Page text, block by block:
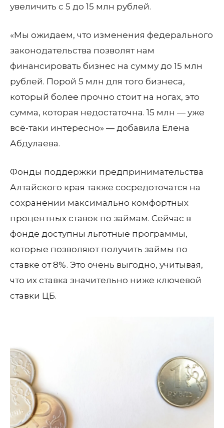
увеличить с 5 до 15 млн рублей.
«Мы ожидаем, что изменения федерального
законодательства позволят нам
финансировать бизнес на сумму до 15 млн
рублей. Порой 5 млн для того бизнеса,
который более прочно стоит на ногах, это
сумма, которая недостаточна. 15 млн — уже
всё-таки интересно» — добавила Елена
Абдулаева.
Фонды поддержки предпринимательства
Алтайского края также сосредоточатся на
сохранении максимально комфортных
процентных ставок по займам. Сейчас в
фонде доступны льготные программы,
которые позволяют получить займы по
ставке от 8%. Это очень выгодно, учитывая,
что их ставка значительно ниже ключевой
ставки ЦБ.